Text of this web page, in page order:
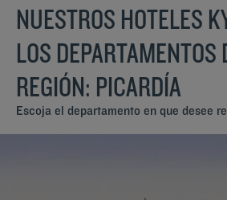
NUESTROS HOTELES
LOS DEPARTAMENTOS
REGIÓN: PICARDÍA
Escoja el departamento en que desee